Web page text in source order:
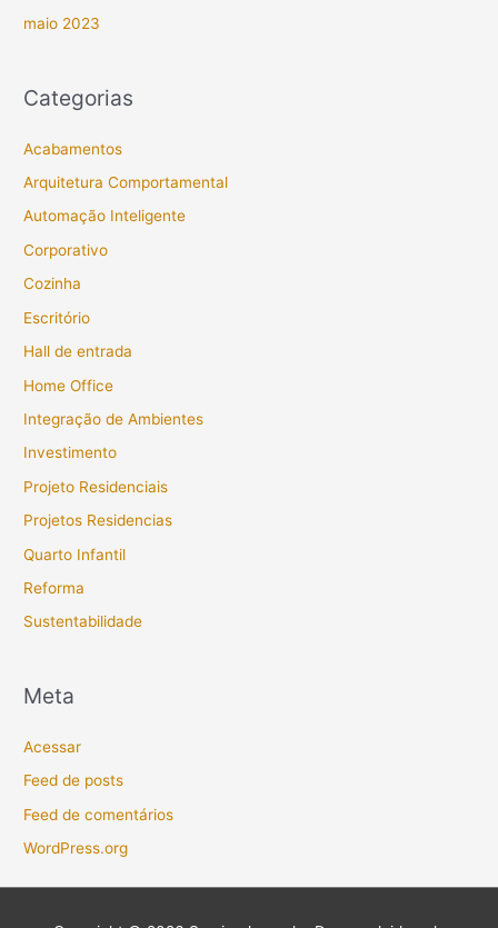
maio 2023
Categorias
Acabamentos
Arquitetura Comportamental
Automação Inteligente
Corporativo
Cozinha
Escritório
Hall de entrada
Home Office
Integração de Ambientes
Investimento
Projeto Residenciais
Projetos Residencias
Quarto Infantil
Reforma
Sustentabilidade
Meta
Acessar
Feed de posts
Feed de comentários
WordPress.org